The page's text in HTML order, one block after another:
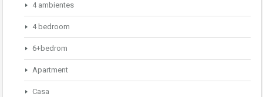
4 ambientes
4 bedroom
6+bedrom
Apartment
Casa